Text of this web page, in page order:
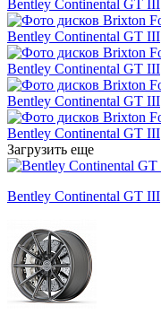
Загрузить еще
Bentley Continental GT III